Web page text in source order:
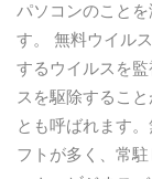
パソコンのこと
す。 無料ウイル
するウイルスを
スを駆除するこ
とも呼ばれます
フトが多く、常